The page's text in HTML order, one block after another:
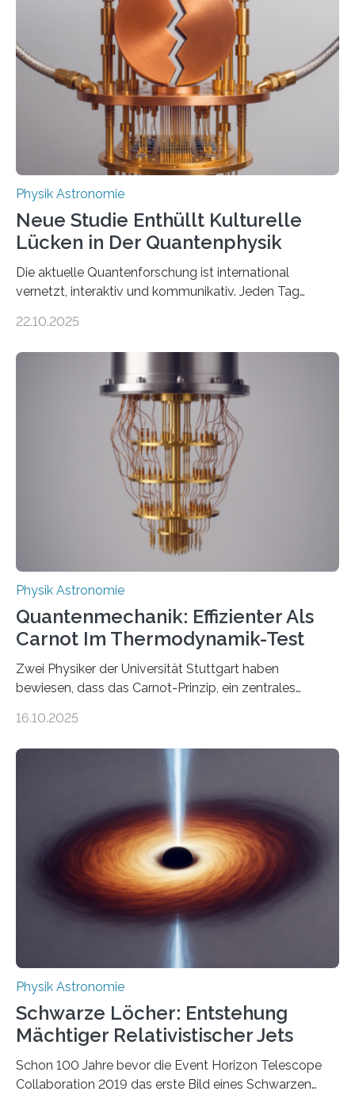
Atomkern-Zuständen gesucht worden, 2024 gelang
einem Team der TU Wien mit Unterstützung
internationaler Partner der entscheidende Durchbruch:
Der lange diskutierte Thorium-Kernübergang wurde
gefunden. Kurz darauf konnte man zeigen, dass sich
Thorium tatsächlich nutzen lässt, um hochpräzise…
Physik Astronomie
Neue Studie Enthüllt Kulturelle
Lücken in Der Quantenphysik
Die aktuelle Quantenforschung ist international
vernetzt, interaktiv und kommunikativ. Jeden Tag
oft von Autor*innen, die eng zusammenarbeiten. Neue
werden schnell weiterentwickelt. Dies ist der Alltag in
der Forschung der Quantentheorie, die dieses Jahr 100
Jahre alt geworden ist, weshalb die UNESCO 2025 zum
Internationalen Jahr der Quantenwissenschaft und -
technologie ausgerufen hat. Doch nun hat eine
internationale Forschungsgruppe um den
22.10.2025
Physik Astronomie
Quantenmechanik: Effizienter Als
Carnot Im Thermodynamik-Test
Zwei Physiker der Universität Stuttgart haben
bewiesen, dass das Carnot-Prinzip, ein zentrales
Größenordnung von Atomen gilt, deren physikalische
Quantenmotoren voranbringen. Das
Wissenschaftsjournal Science Advances veröffentlichte
die Herleitung. (DOI: 10.1126/sciadv.adw8462)
Verbrennungsmotoren oder Dampfturbinen sind
Wärmekraftmaschinen: Sie wandeln thermische
Energie in mechanische Bewegung um – oder anders
ausgedrückt, Wärme in Bewegung. In
quantenmechanischen Experimenten ist es in den…
16.10.2025
Physik Astronomie
Schwarze Löcher: Entstehung
Mächtiger Relativistischer Jets
Schon 100 Jahre bevor die Event Horizon Telescope
Collaboration 2019 das erste Bild eines Schwarzen